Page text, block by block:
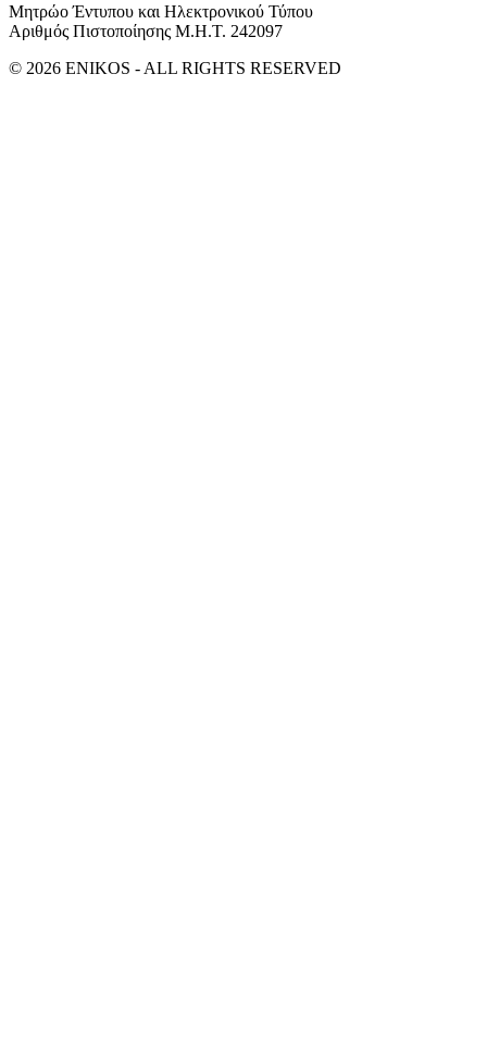
Μητρώο Έντυπου και Ηλεκτρονικού Τύπου
Αριθμός Πιστοποίησης Μ.Η.Τ. 242097
© 2026 ENIKOS - ALL RIGHTS RESERVED